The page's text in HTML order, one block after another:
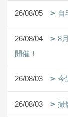
26/08/05 自
26/08/04
8
開催！
26/08/03 今
26/08/03 撮